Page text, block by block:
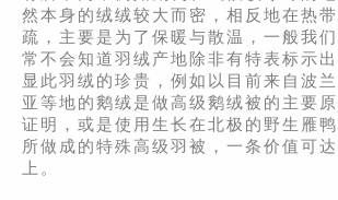
然本身的绒绒较大而密，相反地在热
疏，主要是为了保暖与散温，一般我
常不会知道羽绒产地除非有特表标示
显此羽绒的珍贵，例如以目前来自波
亚等地的鹅绒是做高级鹅绒被的主要
证明，或是使用生长在北极的野生雁
所做成的特殊高级羽被，一条价值可
上。